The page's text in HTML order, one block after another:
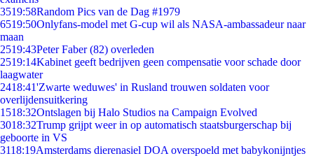
3519:58Random Pics van de Dag #1979
6519:50Onlyfans-model met G-cup wil als NASA-ambassadeur naar
maan
2519:43Peter Faber (82) overleden
2519:14Kabinet geeft bedrijven geen compensatie voor schade door
laagwater
2418:41'Zwarte weduwes' in Rusland trouwen soldaten voor
overlijdensuitkering
1518:32Ontslagen bij Halo Studios na Campaign Evolved
3018:32Trump grijpt weer in op automatisch staatsburgerschap bij
geboorte in VS
3118:19Amsterdams dierenasiel DOA overspoeld met babykonijntjes